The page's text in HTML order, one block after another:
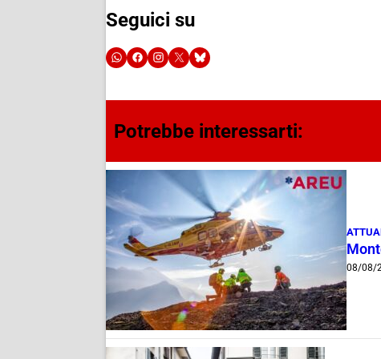
Seguici su
Potrebbe interessarti:
08/08/